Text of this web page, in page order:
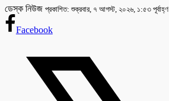
ডেস্ক নিউজ প্রকাশিত: শুক্রবার, ৭ আগস্ট, ২০২৬, ১:৫৩ পূর্বাহ্ণ
Facebook